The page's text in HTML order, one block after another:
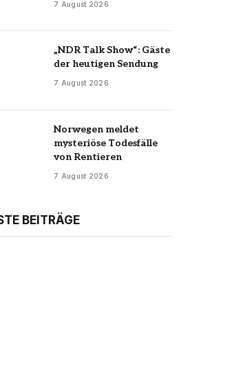
7 August 2026
„NDR Talk Show“: Gäste
der heutigen Sendung
7 August 2026
Norwegen meldet
mysteriöse Todesfälle
von Rentieren
7 August 2026
BEITRÄGE